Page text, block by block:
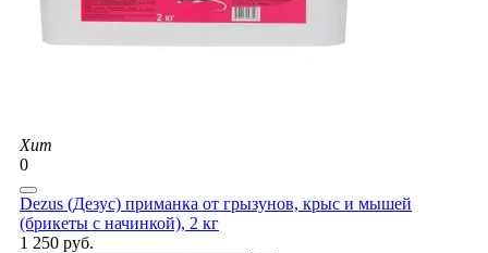
Хит
0
Dezus (Дезус) приманка от грызунов, крыс и мышей
(брикеты с начинкой), 2 кг
1 250 руб.